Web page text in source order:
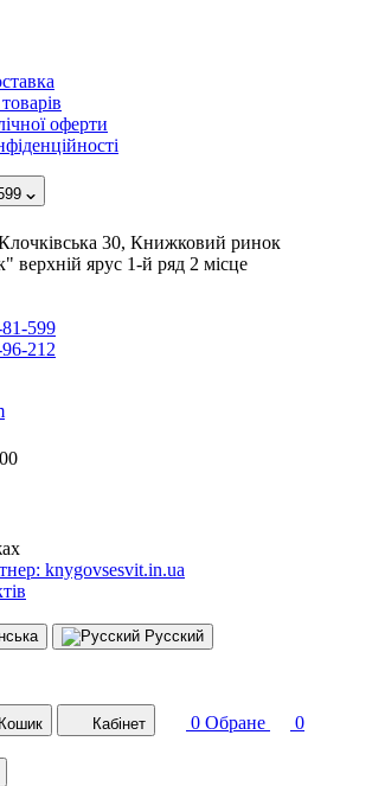
оферти
30, Книжковий ринок
верхній ярус 1-й ряд 2 місце
599
212
knygovsesvit.in.ua
Русский
Кошик Кабінет 0 Обране
0